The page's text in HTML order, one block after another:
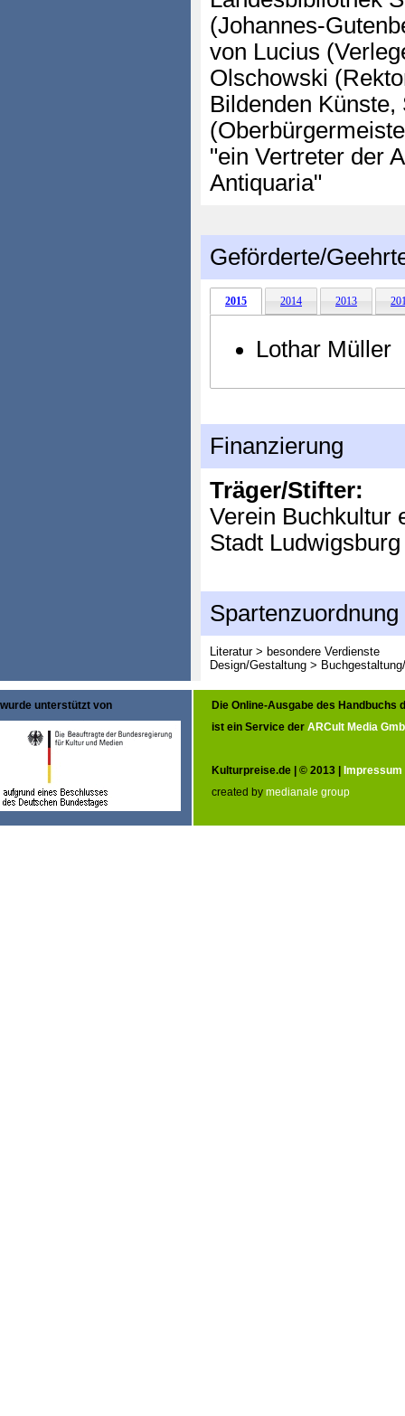
(Johannes-
von Lucius
Olschowski
Bildenden
"ein Vertreter der
Antiquaria"
Geförderte/
2015 2014 2013
Lothar Müller
Finanzierung
Träger/Stifter:
Verein Buchkultur
Stadt Ludwigsburg
Spartenzuordnung
Literatur > besondere Verdienste
Design/Gestaltung >
wurde unterstützt von
Die Online-Ausgabe des Handbuchs
ist ein Service der ARCult Media
Kulturpreise.de | © 2013 | Impressum
created by medianale group